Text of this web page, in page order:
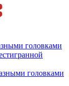
головками
головками